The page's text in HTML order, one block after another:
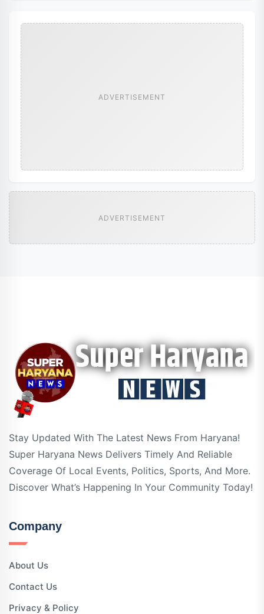
ADVERTISEMENT
ADVERTISEMENT
Stay Updated With The Latest News From Haryana!
Super Haryana News Delivers Timely And Reliable
Coverage Of Local Events, Politics, Sports, And More.
Discover What’s Happening In Your Community Today!
Company
About Us
Contact Us
Privacy & Policy